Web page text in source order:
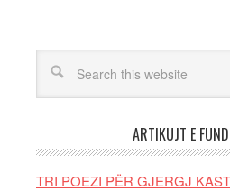
ARTIKUJT E
TRI POEZI PËR GJERGJ